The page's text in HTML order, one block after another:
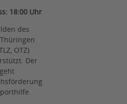
18:00 Uhr
des
OTZ)
Der